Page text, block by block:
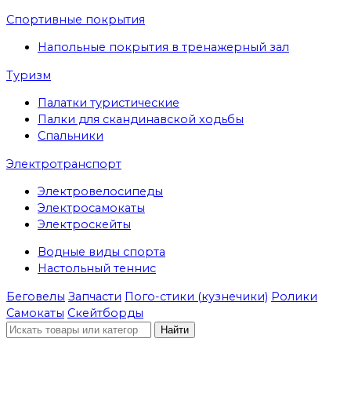
Спортивные покрытия
Напольные покрытия в тренажерный зал
Туризм
Палатки туристические
Палки для скандинавской ходьбы
Спальники
Электротранспорт
Электровелосипеды
Электросамокаты
Электроскейты
Водные виды спорта
Настольный теннис
Беговелы Запчасти Пого-стики (кузнечики) Ролики
Самокаты Скейтборды
Найти